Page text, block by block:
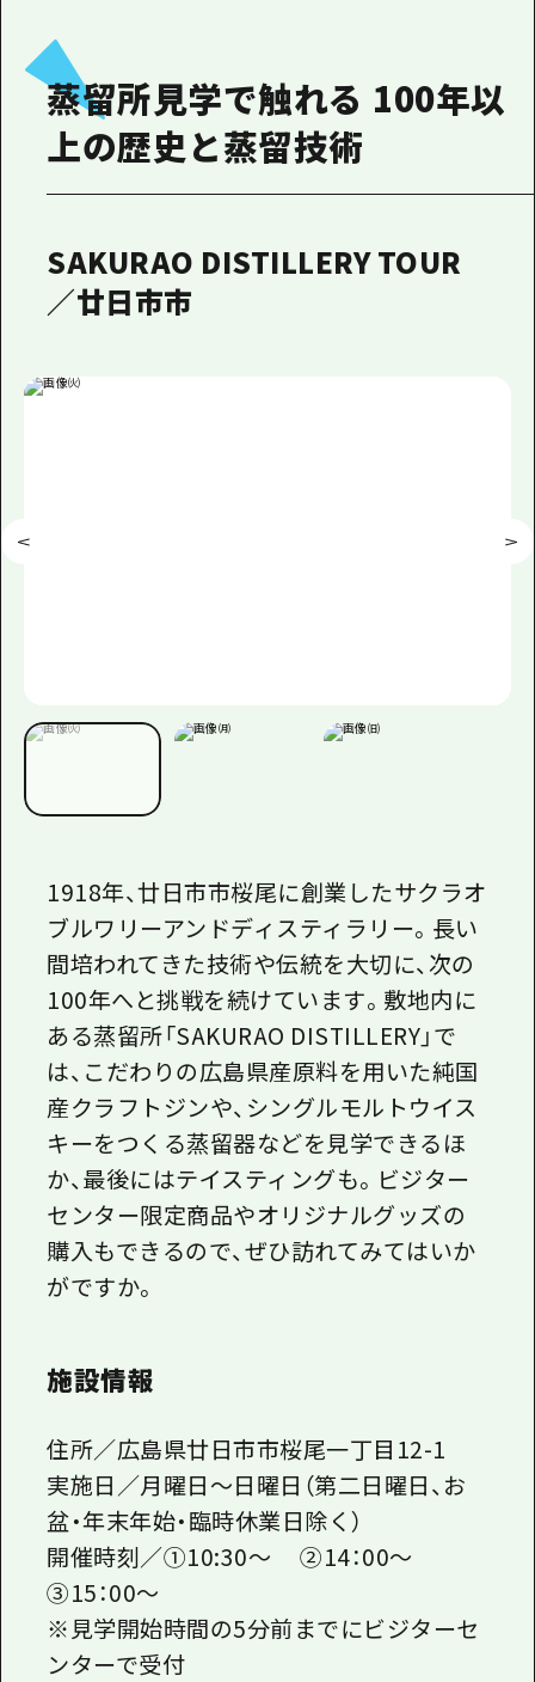
蒸留所見学で触れる 100年以
上の歴史と蒸留技術
SAKURAO DISTILLERY TOUR
／廿日市市
1918年、廿日市市桜尾に創業したサクラオ
ブルワリーアンドディスティラリー。長い
間培われてきた技術や伝統を大切に、次の
100年へと挑戦を続けています。敷地内に
ある蒸留所「SAKURAO DISTILLERY」で
は、こだわりの広島県産原料を用いた純国
産クラフトジンや、シングルモルトウイス
キーをつくる蒸留器などを見学できるほ
か、最後にはテイスティングも。ビジター
センター限定商品やオリジナルグッズの
購入もできるので、ぜひ訪れてみてはいか
がですか。
施設情報
住所／広島県廿日市市桜尾一丁目12-1
実施日／月曜日～日曜日（第二日曜日、お
盆・年末年始・臨時休業日除く）
開催時刻／①10:30～ ②14：00～
③15：00～
※見学開始時間の5分前までにビジターセ
ンターで受付